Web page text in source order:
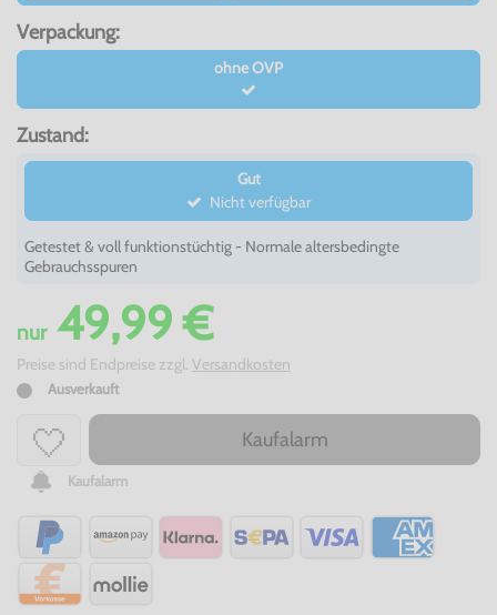
Verpackung:
ohne OVP
Zustand:
Gut
Nicht verfügbar
Getestet & voll funktionstüchtig - Normale altersbedingte
Gebrauchsspuren
nur49,99 €
Preise sind Endpreise zzgl. Versandkosten
Ausverkauft
Kaufalarm
Kaufalarm